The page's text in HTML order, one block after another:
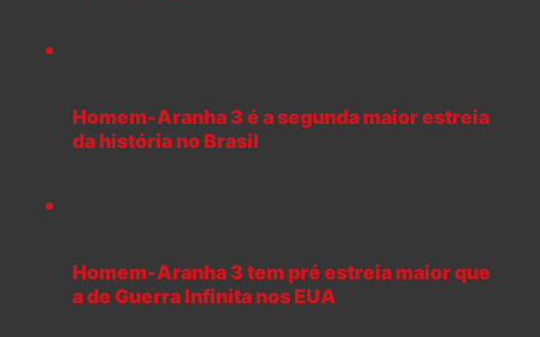
Homem-Aranha 3 é a segunda maior estreia
da história no Brasil
Homem-Aranha 3 tem pré estreia maior que
a de Guerra Infinita nos EUA